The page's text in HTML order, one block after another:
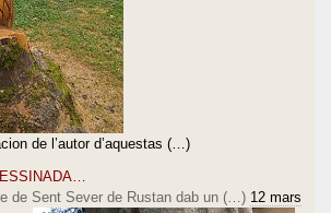
de l’autor d’aquestas (…)
de Sent Sever de Rustan dab un (…) 12 mars